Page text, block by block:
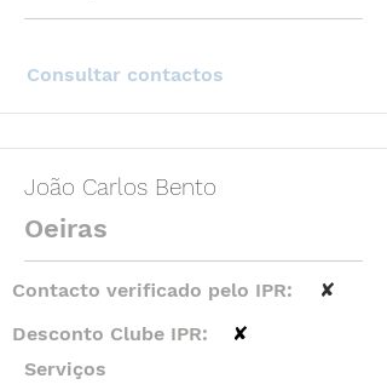
Consultar contactos
João Carlos Bento
Oeiras
Contacto verificado pelo IPR:
✘
Desconto Clube IPR:
✘
Serviços